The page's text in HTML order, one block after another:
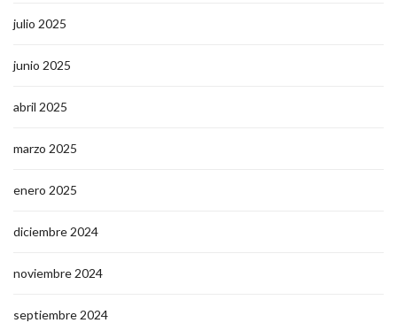
julio 2025
junio 2025
abril 2025
marzo 2025
enero 2025
diciembre 2024
noviembre 2024
septiembre 2024